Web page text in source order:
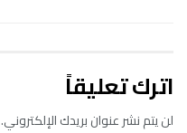
اترك تعليقاً
لن يتم نشر عنوان بريدك الإلكتروني.